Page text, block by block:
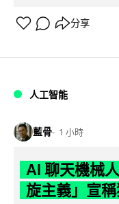
分享
人工智能
藍骨 1 小時
AI 聊天機械
旋主義」宣